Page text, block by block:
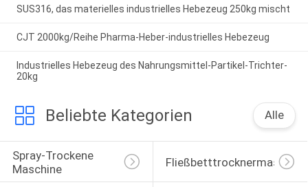
SUS316, das materielles industrielles Hebezeug 250kg mischt
CJT 2000kg/Reihe Pharma-Heber-industrielles Hebezeug
Industrielles Hebezeug des Nahrungsmittel-Partikel-Trichter-
20kg
Beliebte Kategorien Alle
Spray-Trockene
Maschine
Fließbetttrocknermaschine